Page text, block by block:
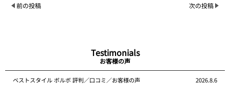
前の投稿 次の投稿
Testimonials
お客様の声
ベストスタイル ボルボ 評判／口コミ／お客様の声 2026.8.6